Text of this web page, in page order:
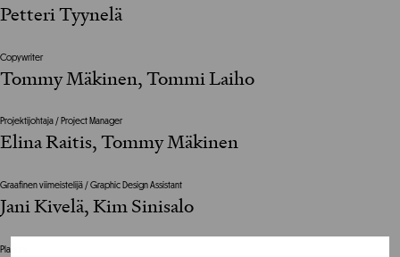
Petteri Tyynelä
Copywriter
Tommy Mäkinen, Tommi Laiho
Projektijohtaja / Project Manager
Elina Raitis, Tommy Mäkinen
Graafinen viimeistelijä / Graphic Design Assistant
Jani Kivelä, Kim Sinisalo
Planner